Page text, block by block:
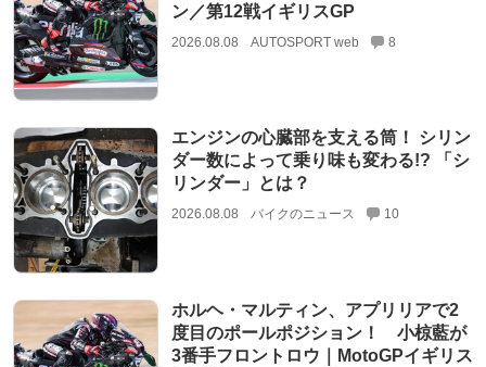
ン／第12戦イギリスGP
2026.08.08 AUTOSPORT web 8
エンジンの心臓部を支える筒！ シリン
ダー数によって乗り味も変わる!? 「シ
リンダー」とは？
2026.08.08 バイクのニュース 10
ホルヘ・マルティン、アプリリアで2
度目のポールポジション！ 小椋藍が
3番手フロントロウ｜MotoGPイギリス